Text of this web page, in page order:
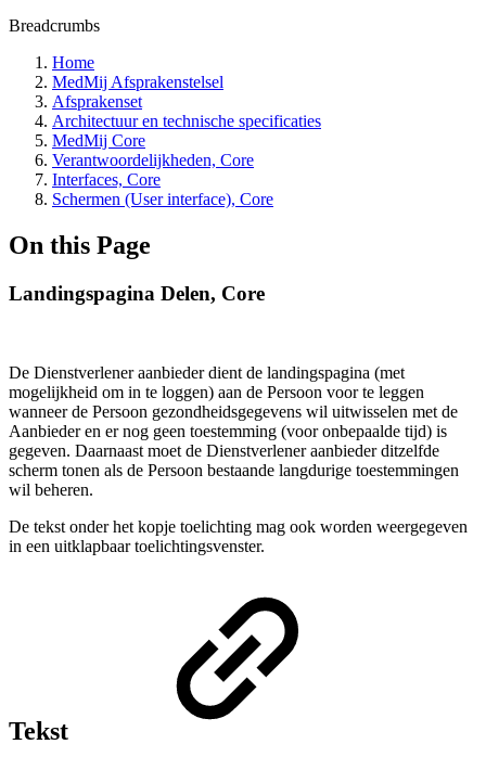
Breadcrumbs
Home
MedMij Afsprakenstelsel
Afsprakenset
Architectuur en technische specificaties
MedMij Core
Verantwoordelijkheden, Core
Interfaces, Core
Schermen (User interface), Core
On this Page
Landingspagina Delen, Core
De Dienstverlener aanbieder dient de landingspagina (met
mogelijkheid om in te loggen) aan de Persoon voor te leggen
wanneer de Persoon gezondheidsgegevens wil uitwisselen met de
Aanbieder en er nog geen toestemming (voor onbepaalde tijd) is
gegeven. Daarnaast moet de Dienstverlener aanbieder ditzelfde
scherm tonen als de Persoon bestaande langdurige toestemmingen
wil beheren.
De tekst onder het kopje toelichting mag ook worden weergegeven
in een uitklapbaar toelichtingsvenster.
Tekst